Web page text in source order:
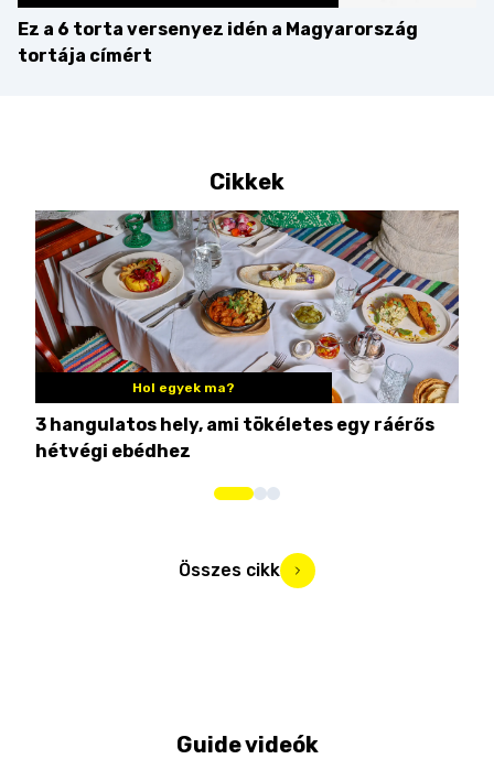
Ez a 6 torta versenyez idén a Magyarország
tortája címért
Cikkek
Hol egyek ma?
3 hangulatos hely, ami tökéletes egy ráérős
hétvégi ebédhez
Összes cikk
Guide videók